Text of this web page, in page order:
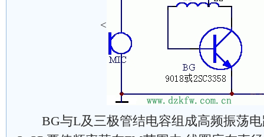
<
BG与L及三极管结电容组成高频振荡